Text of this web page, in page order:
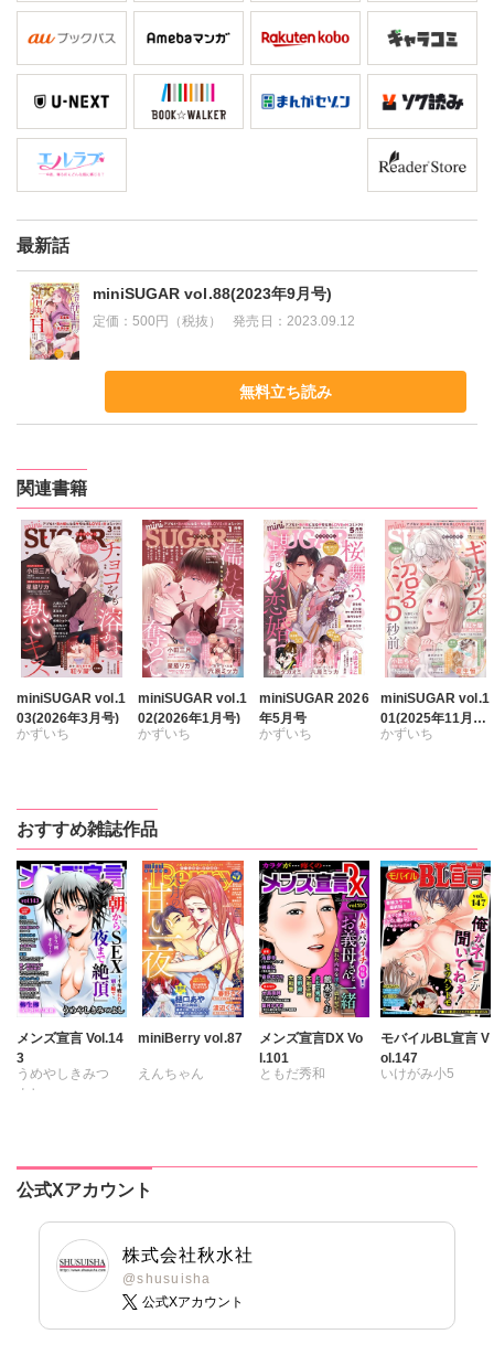
最新話
miniSUGAR vol.88(2023年9月号)
定価：500円（税抜） 発売日： 2023.09.12
無料立ち読み
関連書籍
miniSUGAR vol.1
03(2026年3月号)
かずいち
ヒナギク びる
夏生恒
桐嶋ショウコ
小田三月
星脇リカ
清水沙斗子
海月うる子
さくら蒼
踊る毒林檎
六原ミッカ
小出ちゃこ
紅ヶ屋
miniSUGAR vol.1
02(2026年1月号)
かずいち
ヒナギク
夏生恒
桐嶋ショウコ
小田三月
星脇リカ
清水沙斗子
海月うる子
さくら蒼
踊る毒林檎
六原ミッカ
miniSUGAR 2026
年5月号
かずいち
桐嶋ショウコ
九条タカオミ
清水沙斗子
海月うる子
さくら蒼
踊る毒林檎
六原ミッカ
小出ちゃこ
紅ヶ屋
miniSUGAR vol.1
01(2025年11月
号)
かずいち
桐嶋ショウコ
小田三月
清水沙斗子
海月うる子
さくら蒼
踊る毒林檎
六原ミッカ
小出ちゃこ
紅ヶ屋
おすすめ雑誌作品
メンズ宣言 Vol.14
3
うめやしきみつ
よし
雪景 粕谷秀夫
岬ゆきひろ
柳生柳
葉月かずお
みた森たつや
大谷みこと
浅ひるゆう
miniBerry vol.87
えんちゃん
蒼椅哉方
渡辺くらこ
樋口あや
美月李予
踊る毒林檎
沢音千尋 藤春都
メンズ宣言DX Vo
l.101
ともだ秀和
葉月かずお
モバイルBL宣言 V
ol.147
いけがみ小5
公式Xアカウント
株式会社秋水社
@shusuisha
公式Xアカウント